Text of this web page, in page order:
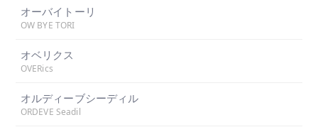
オーバイトーリ
OW BYE TORI
オベリクス
OVERics
オルディーブシーディル
ORDEVE Seadil